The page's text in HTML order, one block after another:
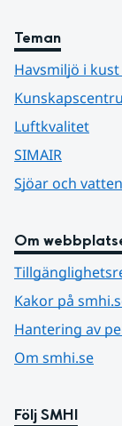
Teman
Havsmiljö i
Luftkvalitet
SIMAIR
Sjöar och
Om
Kakor på
Hantering av
Om smhi.se
Följ SMHI